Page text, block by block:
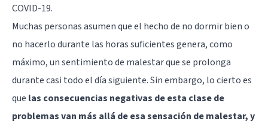
COVID-19.
Muchas personas asumen que el hecho de no dormir bien o
no hacerlo durante las horas suficientes genera, como
máximo, un sentimiento de malestar que se prolonga
durante casi todo el día siguiente. Sin embargo, lo cierto es
que las consecuencias negativas de esta clase de
problemas van más allá de esa sensación de malestar, y